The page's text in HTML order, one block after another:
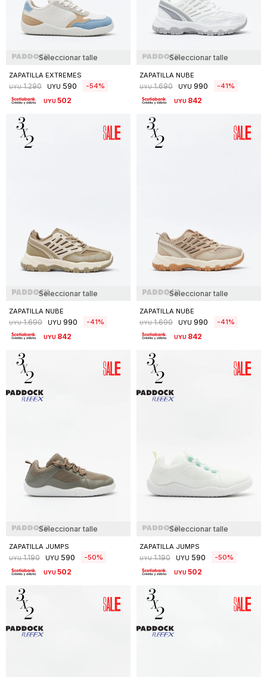
Seleccionar talle
ZAPATILLA EXTREMES
UYU 1.290 UYU 590 54
UYU502
Seleccionar talle
ZAPATILLA NUBE
UYU 1.690 UYU 990 41
UYU 842
Seleccionar talle
ZAPATILLA NUBE
UYU 1.690 UYU 990 41
UYU 842
Seleccionar talle
ZAPATILLA NUBE
UYU 1.690 UYU 990 41
UYU 842
Seleccionar talle
ZAPATILLA JUMPS
UYU 1.190 UYU 590 50
UYU502
Seleccionar talle
ZAPATILLA JUMPS
UYU 1.190 UYU 590 50
UYU502